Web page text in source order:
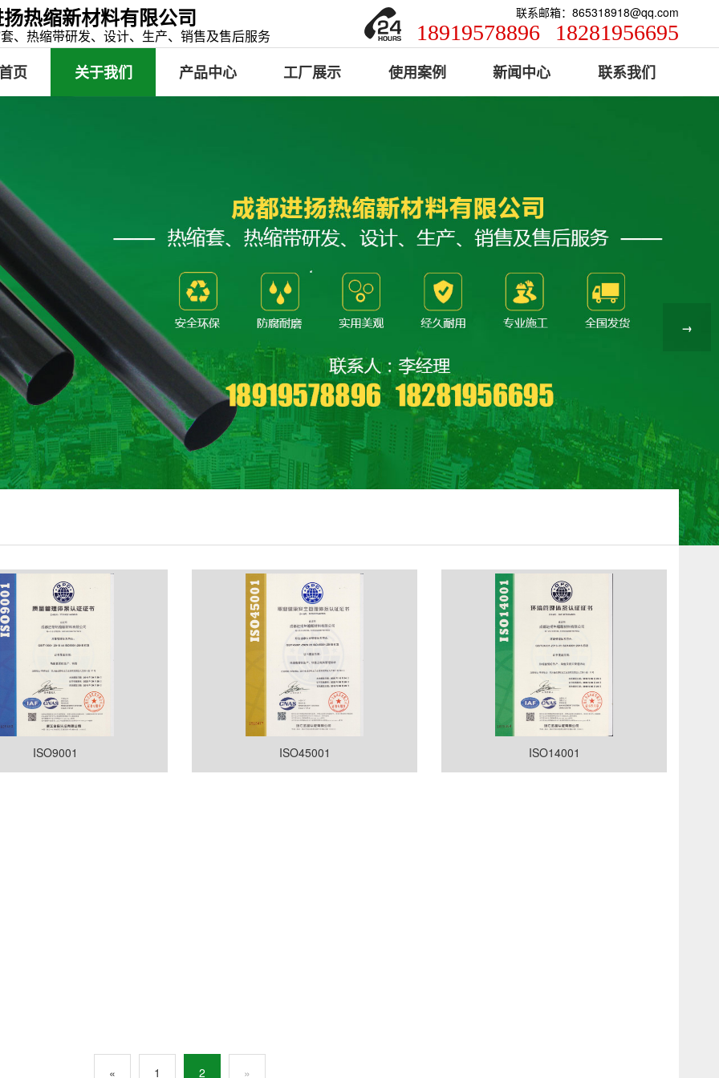
热缩新材料有限公司
、热缩带研发、设计、生产、销售及售后服务
联系邮箱：865318918@qq.com
18919578896 18281956695
页 关于我们 产品中心
冷缠带
补伤片
粘弹体
部分规格型号
工厂展示 使用案例 新闻中心 联系我们
→
ISO9001 ISO45001 ISO14001
« 1 2 »